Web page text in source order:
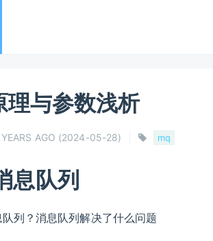
与参数浅析
AGO (2024-05-28) mq
息队列
列？消息队列解决了什么问题